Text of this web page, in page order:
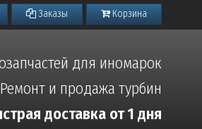
Заказы Корзина
для иномарок
Ремонт и продажа турбин
доставка от 1 дня